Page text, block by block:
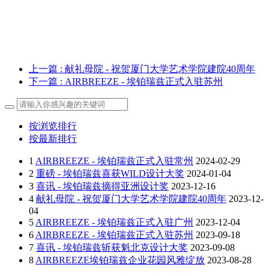
上一篇 : 献礼母院 - 祝贺厦门大学艺术学院建院40周年
下一篇 : AIRBREEZE - 埃铂瑞兹正式入驻苏州
按浏览排行
按最新排行
1 AIRBREEZE - 埃铂瑞兹正式入驻常州 2024-02-29
2 重磅 - 埃铂瑞兹喜获WILD设计大奖 2024-01-04
3 喜讯 - 埃铂瑞兹摘得亚洲设计奖 2023-12-16
4 献礼母院 - 祝贺厦门大学艺术学院建院40周年 2023-12-
04
5 AIRBREEZE - 埃铂瑞兹正式入驻广州 2023-12-04
6 AIRBREEZE - 埃铂瑞兹正式入驻苏州 2023-09-18
7 喜讯 - 埃铂瑞兹斩获魁北克设计大奖 2023-09-08
8 AIRBREEZE埃铂瑞兹企业花园风雅绽放 2023-08-28